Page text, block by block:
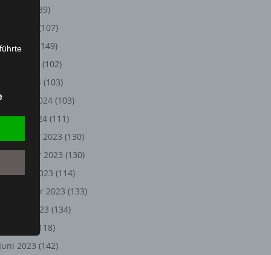
(89)
(107)
Mai 2024
(149)
(102)
März 2024 (103)
2024 (103)
2024 (111)
Dezember 2023 (130)
November 2023 (130)
2023 (114)
September 2023 (133)
August 2023 (134)
(118)
Juni 2023 (142)